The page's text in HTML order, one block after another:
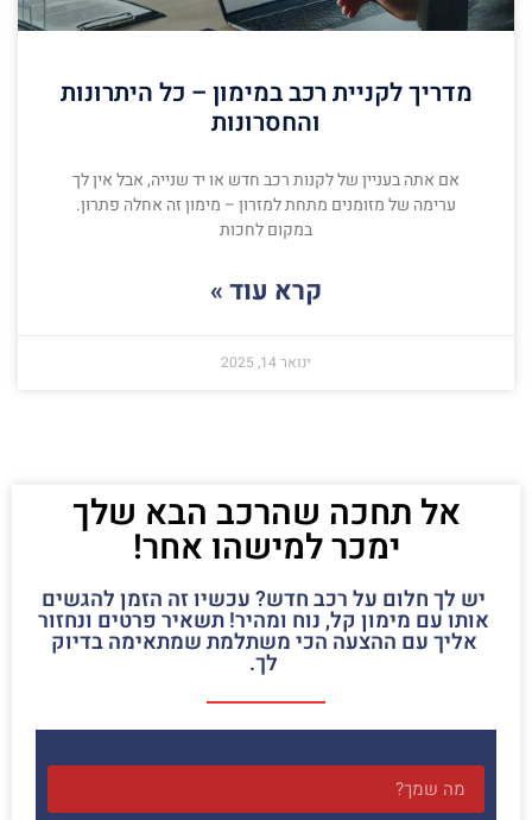
מדריך לקניית רכב במימון – כל היתרונות
והחסרונות
אם אתה בעניין של לקנות רכב חדש או יד שנייה, אבל אין לך
ערימה של מזומנים מתחת למזרון – מימון זה אחלה פתרון.
במקום לחכות
קרא עוד »
ינואר 14, 2025
אל תחכה שהרכב הבא שלך
ימכר למישהו אחר!
יש לך חלום על רכב חדש? עכשיו זה הזמן להגשים
אותו עם מימון קל, נוח ומהיר! תשאיר פרטים ונחזור
אליך עם ההצעה הכי משתלמת שמתאימה בדיוק
לך.